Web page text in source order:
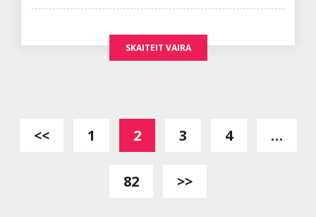
SKAITEIT VAIRA
Posts
pagination
<< 1 2 3 4 …
82 >>